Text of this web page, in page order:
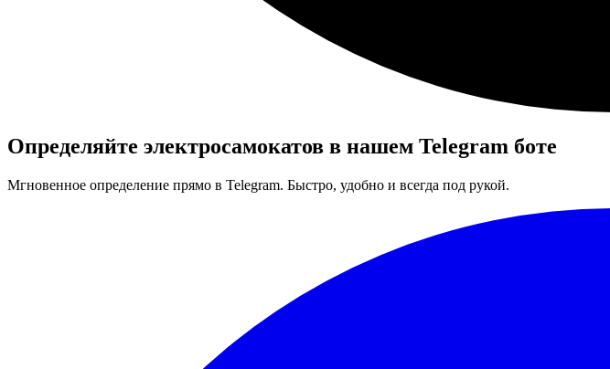
Определяйте электросамокатов в нашем Telegram боте
Мгновенное определение прямо в Telegram. Быстро, удобно и всегда под рукой.